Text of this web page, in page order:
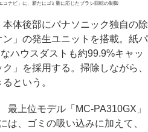
ナビ」に、新たにゴミ量に応じたブラシ回転の制御
体後部にパナソニック独自の除
」の発生ユニットを搭載。紙パ
ハウスダストも約99.9%キャッ
」を採用する。掃除しながら、
という。
最上位モデル「MC-PA310GX」
は、ゴミの吸い込みに加えて、